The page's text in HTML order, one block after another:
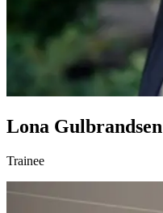
Lona Gulbrandsen
Trainee